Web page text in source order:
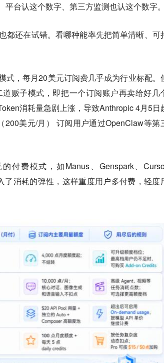
台认这个数字、第三方监测也认这个数字。
都还在试错。看哪种能率先把简单清晰、可
式，每月20美元订阅费几乎成为行业标配。
贩子模式，即把一个订阅账户再卖给好几
消耗量急剧上涨，导致Anthropic 4月5日
美元/月） 订阅用户通过OpenClaw等第
费模式，如Manus、Genspark、
消耗的弹性，这样重度用户多付费，轻度